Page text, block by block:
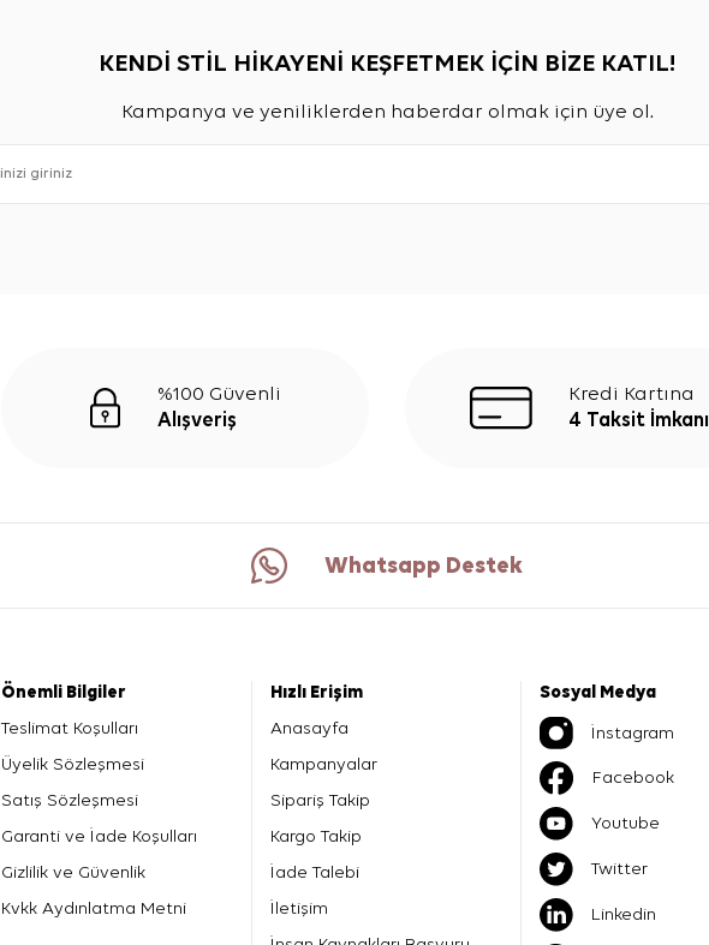
KENDİ STİL HİKAYENİ KEŞFETMEK İÇİN BİZE KATIL!
Kampanya ve yeniliklerden haberdar olmak için üye ol.
%100 Güvenli
Alışveriş
Kredi Kartına
4 Taksit İmkanı
Whatsapp Destek
Önemli Bilgiler
Teslimat Koşulları
Üyelik Sözleşmesi
Satış Sözleşmesi
Garanti ve İade Koşulları
Gizlilik ve Güvenlik
Kvkk Aydınlatma Metni
Hızlı Erişim
Anasayfa
Kampanyalar
Sipariş Takip
Kargo Takip
İade Talebi
İletişim
Sosyal Medya
İnstagram
Facebook
Youtube
Twitter
Linkedin